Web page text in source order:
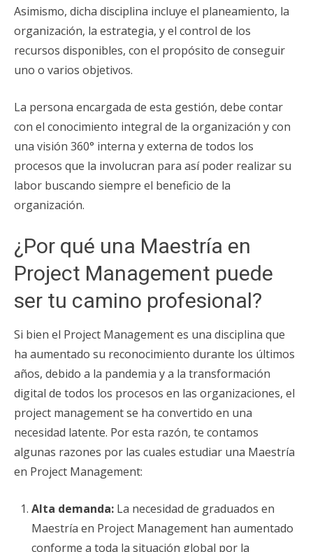
Asimismo, dicha disciplina incluye el planeamiento, la
organización, la estrategia, y el control de los
recursos disponibles, con el propósito de conseguir
uno o varios objetivos.
La persona encargada de esta gestión, debe contar
con el conocimiento integral de la organización y con
una visión 360° interna y externa de todos los
procesos que la involucran para así poder realizar su
labor buscando siempre el beneficio de la
organización.
¿Por qué una Maestría en
Project Management puede
ser tu camino profesional?
Si bien el Project Management es una disciplina que
ha aumentado su reconocimiento durante los últimos
años, debido a la pandemia y a la transformación
digital de todos los procesos en las organizaciones, el
project management se ha convertido en una
necesidad latente. Por esta razón, te contamos
algunas razones por las cuales estudiar una Maestría
en Project Management:
Alta demanda: La necesidad de graduados en
Maestría en Project Management han aumentado
conforme a toda la situación global por la